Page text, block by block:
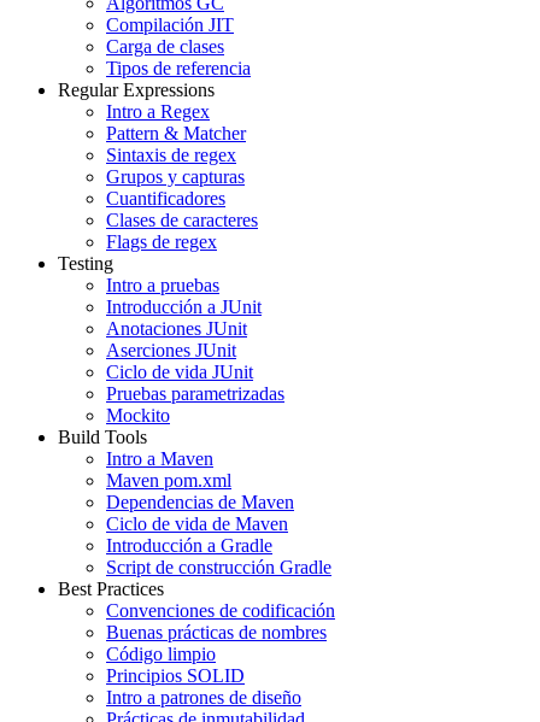
Compilación JIT
Carga de clases
Tipos de referencia
Regular Expressions
Intro a Regex
Pattern & Matcher
Sintaxis de regex
Grupos y capturas
Cuantificadores
Clases de caracteres
Flags de regex
Testing
Intro a pruebas
Introducción a JUnit
Anotaciones JUnit
Aserciones JUnit
Ciclo de vida JUnit
Pruebas parametrizadas
Mockito
Build Tools
Intro a Maven
Maven pom.xml
Dependencias de Maven
Ciclo de vida de Maven
Introducción a Gradle
Script de construcción Gradle
Best Practices
Convenciones de codificación
Buenas prácticas de nombres
Código limpio
Principios SOLID
Intro a patrones de diseño